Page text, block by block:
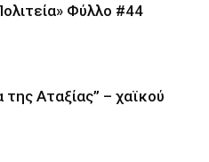
Φύλλο #44
της Αταξίας” – χαϊκού